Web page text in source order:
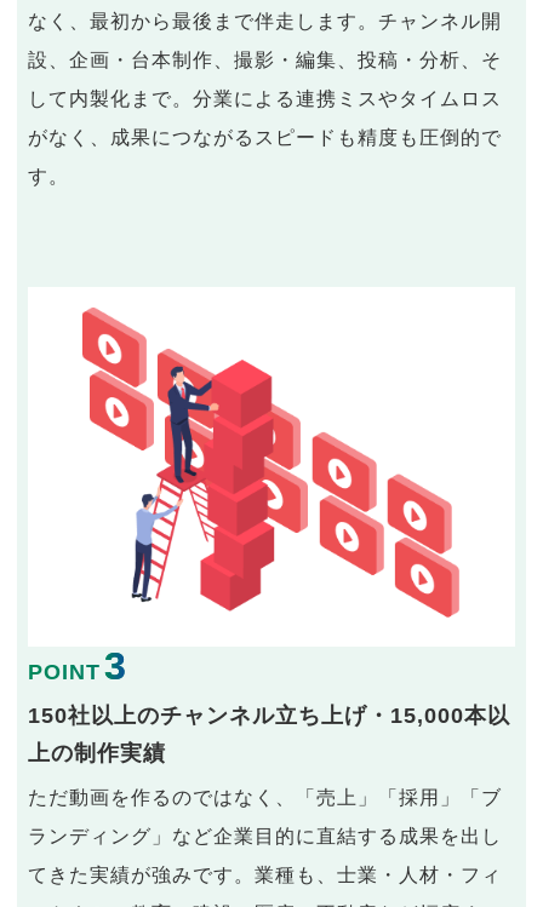
なく、最初から最後まで伴走します。チャンネル開
設、企画・台本制作、撮影・編集、投稿・分析、そ
して内製化まで。分業による連携ミスやタイムロス
がなく、成果につながるスピードも精度も圧倒的で
す。
POINT 3
150社以上のチャンネル立ち上げ・15,000本以
上の制作実績
ただ動画を作るのではなく、「売上」「採用」「ブ
ランディング」など企業目的に直結する成果を出し
てきた実績が強みです。業種も、士業・人材・フィ